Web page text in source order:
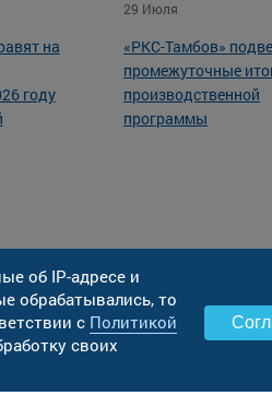
на
году
29 Июля
«РКС-Тамбов»
промежуточные
производственной
программы
об IP-адресе и
обрабатывались, то
с Политикой
своих